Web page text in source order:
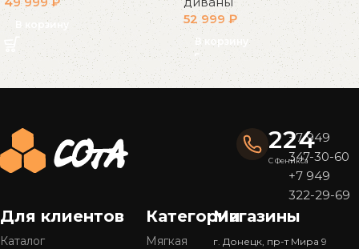
В корзину
52 999 ₽
В корзину
Read More
224
С Феникса
+7 949
347-30-60
+7 949
322-29-69
Для клиентов
Каталог
Категории
Мягкая
Магазины
г. Донецк, пр-т Мира 9